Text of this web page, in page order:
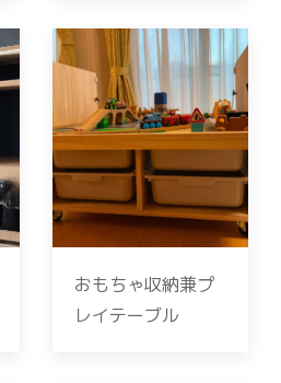
おもちゃ収納兼プ
レイテーブル